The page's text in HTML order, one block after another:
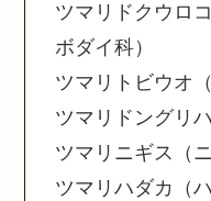
ツマリドクウロ
ボダイ科）
ツマリトビウオ
ツマリドングリ
ツマリニギス（
ツマリハダカ（